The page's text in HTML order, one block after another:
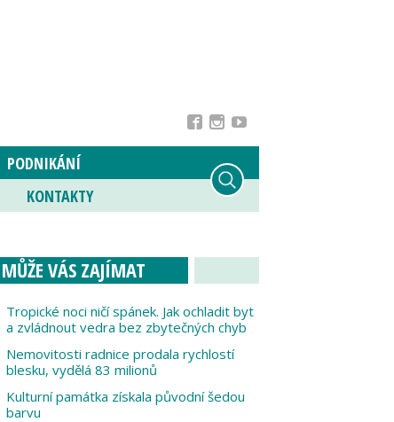
PODNIKÁNÍ
KONTAKTY
MŮŽE VÁS ZAJÍMAT
Tropické noci ničí spánek. Jak ochladit byt
a zvládnout vedra bez zbytečných chyb
Nemovitosti radnice prodala rychlostí
blesku, vydělá 83 milionů
Kulturní památka získala původní šedou
barvu